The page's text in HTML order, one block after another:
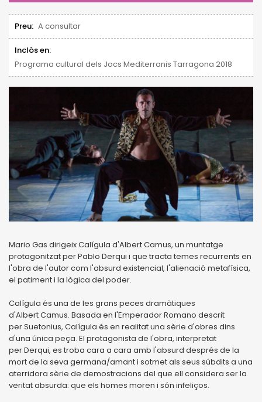
Preu: A consultar
Inclòs en:
Programa cultural dels Jocs Mediterranis Tarragona 2018
Mario Gas dirigeix Calígula d'Albert Camus, un muntatge
protagonitzat per Pablo Derqui i que tracta temes recurrents en
l'obra de l'autor com l'absurd existencial, l'alienació metafísica,
el patiment i la lògica del poder.
Calígula és una de les grans peces dramàtiques
d'Albert Camus. Basada en l'Emperador Romano descrit
per Suetonius, Calígula és en realitat una sèrie d'obres dins
d'una única peça. El protagonista de l'obra, interpretat
per Derqui, es troba cara a cara amb l'absurd després de la
mort de la seva germana/amant i sotmet als seus súbdits a una
aterridora sèrie de demostracions del que ell considera ser la
veritat absurda: que els homes moren i són infeliços.